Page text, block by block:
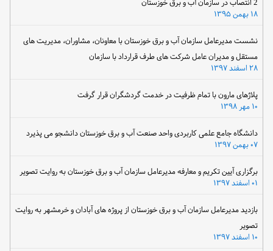
۱۸ بهمن ۱۳۹۵
نشست مدیرعامل سازمان آب و برق خوزستان با معاونان، مشاوران، مدیریت های
مستقل و مدیران عامل شرکت های طرف قرارداد با سازمان
۲۸ اسفند ۱۳۹۷
پلاژهای مارون با تمام ظرفیت در خدمت گردشگران قرار گرفت
دانشگاه جامع علمی کاربردی واحد صنعت آب و برق خوزستان دانشجو می پذیرد
۰۷ بهمن ۱۳۹۷
برگزاری آیین تکریم و معارفه مدیرعامل سازمان آب و برق خوزستان به روایت تصویر
بازدید مدیرعامل سازمان آب و برق خوزستان از پروژه های آبادان و خرمشهر به روایت
تصویر